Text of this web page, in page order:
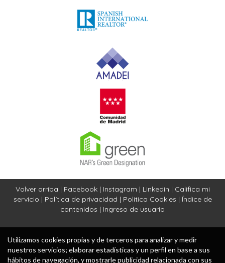
Volver arriba | Facebook| Instagram | Linkedin | Califica mi
servicio | Política de privacidad | Politica Cookies | Índice de
contenidos | Ingreso de usuario
Utilizamos cookies propias y de terceros para analizar y medir
nuestros servicios; elaborar estadísticas y un perfil en base a sus
hábitos de navegación, y mostrarle publicidad relacionada con sus